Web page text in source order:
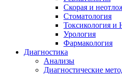
Скорая и
Стоматология
Токсикология и
Урология
Фармакология
Диагностика
Анализы
Диагностические